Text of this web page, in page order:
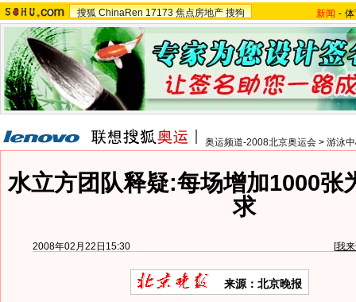
搜狐 ChinaRen 17173 焦点房地产 搜狗 新闻 -
奥运频道-2008北京奥运会 > 游泳
水立方团队释疑:每场增加1000张
求
2008年02月22日15:30 [我
来源：北京晚报